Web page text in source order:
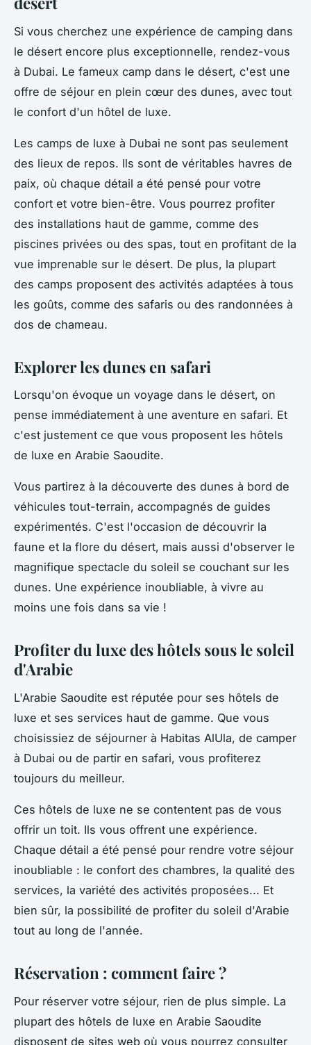
Si vous cherchez une expérience de camping dans
le désert encore plus exceptionnelle, rendez-vous
à Dubai. Le fameux camp dans le désert, c'est une
offre de séjour en plein cœur des dunes, avec tout
le confort d'un hôtel de luxe.
Les camps de luxe à Dubai ne sont pas seulement
des lieux de repos. Ils sont de véritables havres de
paix, où chaque détail a été pensé pour votre
confort et votre bien-être. Vous pourrez profiter
des installations haut de gamme, comme des
piscines privées ou des spas, tout en profitant de la
vue imprenable sur le désert. De plus, la plupart
des camps proposent des activités adaptées à tous
les goûts, comme des safaris ou des randonnées à
dos de chameau.
Explorer les dunes en safari
Lorsqu'on évoque un voyage dans le désert, on
pense immédiatement à une aventure en safari. Et
c'est justement ce que vous proposent les hôtels
de luxe en Arabie Saoudite.
Vous partirez à la découverte des dunes à bord de
véhicules tout-terrain, accompagnés de guides
expérimentés. C'est l'occasion de découvrir la
faune et la flore du désert, mais aussi d'observer le
magnifique spectacle du soleil se couchant sur les
dunes. Une expérience inoubliable, à vivre au
moins une fois dans sa vie !
Profiter du luxe des hôtels sous le soleil
d'Arabie
L'Arabie Saoudite est réputée pour ses hôtels de
luxe et ses services haut de gamme. Que vous
choisissiez de séjourner à Habitas AlUla, de camper
à Dubai ou de partir en safari, vous profiterez
toujours du meilleur.
Ces hôtels de luxe ne se contentent pas de vous
offrir un toit. Ils vous offrent une expérience.
Chaque détail a été pensé pour rendre votre séjour
inoubliable : le confort des chambres, la qualité des
services, la variété des activités proposées... Et
bien sûr, la possibilité de profiter du soleil d'Arabie
tout au long de l'année.
Réservation : comment faire ?
Pour réserver votre séjour, rien de plus simple. La
plupart des hôtels de luxe en Arabie Saoudite
disposent de sites web où vous pourrez consulter